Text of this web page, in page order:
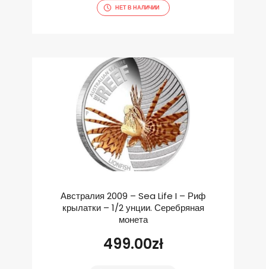
НЕТ В НАЛИЧИИ
Австралия 2009 – Sea Life I – Риф
крылатки – 1/2 унции. Серебряная
монета
499.00zł